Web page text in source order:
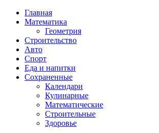
Главная
Математика
Геометрия
Строительство
Авто
Спорт
Еда и напитки
Сохраненные
Календари
Кулинарные
Математические
Строительные
Здоровье